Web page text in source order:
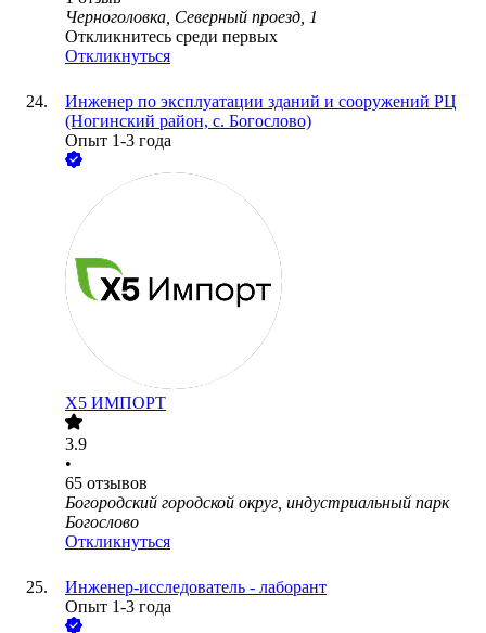
Черноголовка, Северный проезд, 1
Откликнитесь среди первых
Откликнуться
Инженер по эксплуатации зданий и сооружений РЦ
(Ногинский район, с. Богослово)
Опыт 1-3 года
Х5 ИМПОРТ
3.9
•
65 отзывов
Богородский городской округ, индустриальный парк
Богослово
Откликнуться
Инженер-исследователь - лаборант
Опыт 1-3 года